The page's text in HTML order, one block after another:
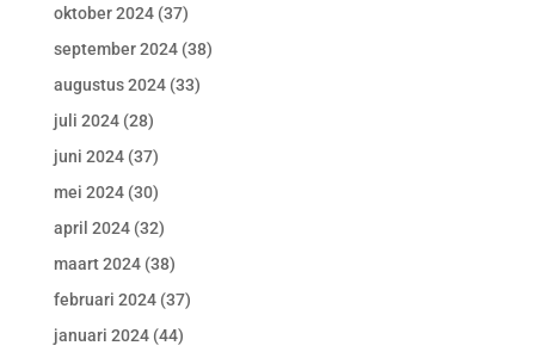
oktober 2024(37)
september 2024(38)
augustus 2024(33)
juli 2024(28)
juni 2024(37)
mei 2024(30)
april 2024(32)
maart 2024(38)
februari 2024(37)
januari 2024(44)